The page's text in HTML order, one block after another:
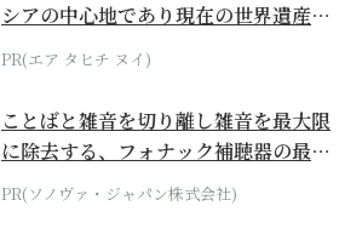
シアの中心地であり現在の世界遺産か
らみえてくる...
PR(エア タヒチ ヌイ)
ことばと雑音を切り離し雑音を最大限
に除去する、フォナック補聴器の最上
位モデル
PR(ソノヴァ・ジャパン株式会社)